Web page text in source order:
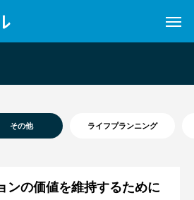
その他 ライフプランニング
ンの価値を維持するために